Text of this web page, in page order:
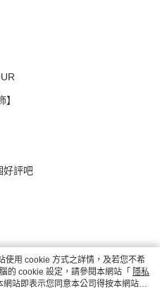
】
好評吧
使用 cookie 方式之詳情，及若您不希
的 cookie 設定，請參閱本網站「 隱私
站即表示您同意本公司得按本網站使